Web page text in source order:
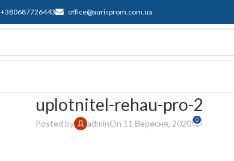
+380687726443 office@aurisprom.com.ua
uplotnitel-rehau-pro-2
Posted by adminOn 11 Вересня, 2020 0